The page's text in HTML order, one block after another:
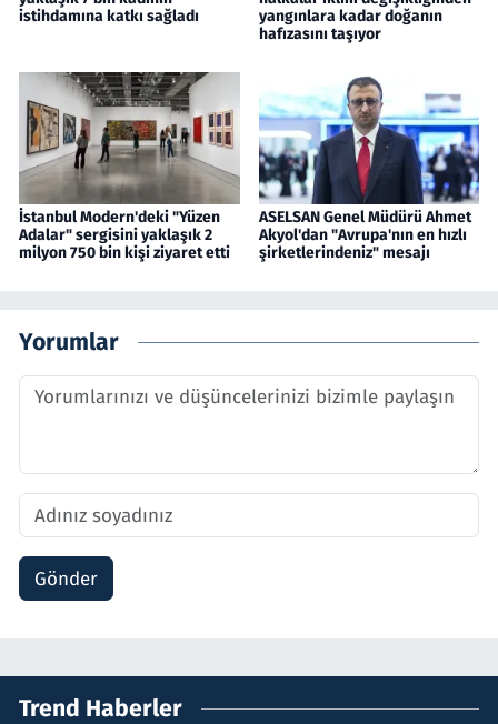
istihdamına katkı sağladı
yangınlara kadar doğanın
hafızasını taşıyor
İstanbul Modern'deki "Yüzen
Adalar" sergisini yaklaşık 2
milyon 750 bin kişi ziyaret etti
ASELSAN Genel Müdürü Ahmet
Akyol'dan "Avrupa'nın en hızlı
şirketlerindeniz" mesajı
Yorumlar
Gönder
Trend Haberler